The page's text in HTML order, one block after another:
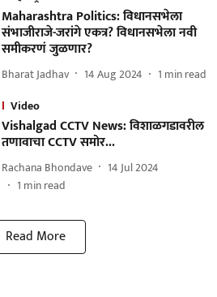
Maharashtra Politics: विधानसभेला
संभाजीराजे-जरांगे एकत्र? विधानसभेला नवी
समीकरणं जुळणार?
Bharat Jadhav 14 Aug 2024 1 min read
Video
Vishalgad CCTV News: विशाळगडावरील
तणावाचा CCTV समोर...
Rachana Bhondave
14 Jul 2024
1 min read
Read More